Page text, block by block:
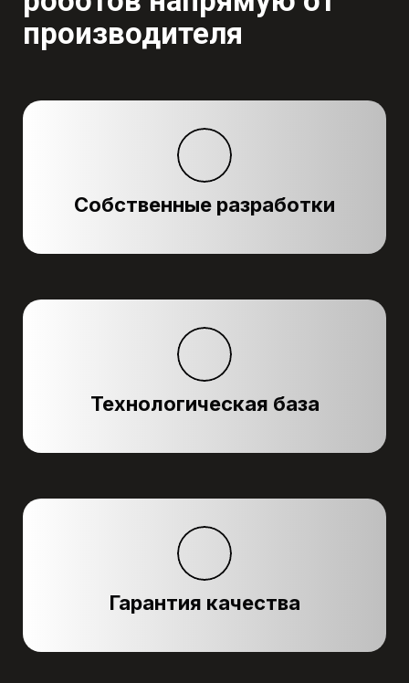
производителя
Собственные разработки
Технологическая база
Гарантия качества